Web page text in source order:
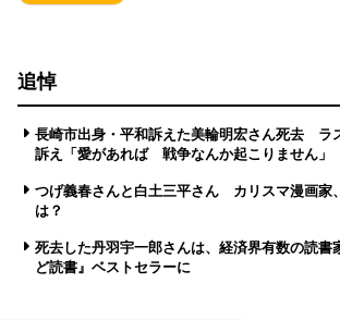
追悼
長崎市出身・平和訴えた美輪明宏さん死去 ラ
訴え「愛があれば 戦争なんか起こりません」
つげ義春さんと白土三平さん カリスマ漫画家
は？
死去した丹羽宇一郎さんは、経済界有数の読
ど読書』ベストセラーに